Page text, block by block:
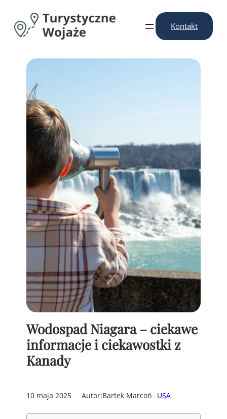
treści
Kontakt
Wodospad Niagara – ciekawe
informacje i ciekawostki z
Kanady
10 maja 2025 Autor:Bartek Marcoń USA